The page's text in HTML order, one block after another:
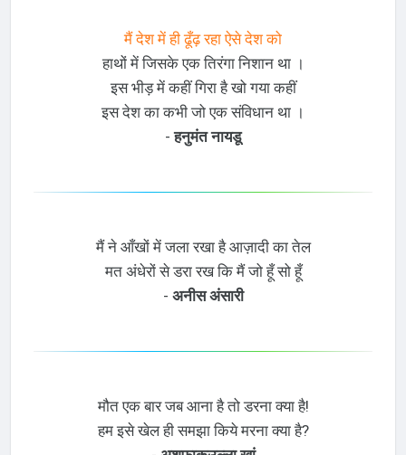
मैं देश में ही ढूँढ़ रहा ऐसे देश को
हाथों में जिसके एक तिरंगा निशान था ।
इस भीड़ में कहीं गिरा है खो गया कहीं
इस देश का कभी जो एक संविधान था ।
-हनुमंत नायडू
मैं ने आँखों में जला रखा है आज़ादी का तेल
मत अंधेरों से डरा रख कि मैं जो हूँ सो हूँ
- अनीस अंसारी
मौत एक बार जब आना है तो डरना क्या है!
हम इसे खेल ही समझा किये मरना क्या है?